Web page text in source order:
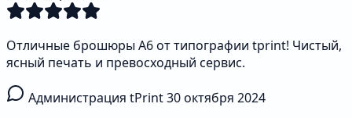
Отличные брошюры А6 от типографии tprint! Чистый,
ясный печать и превосходный сервис.
Администрация tPrint30 октября 2024